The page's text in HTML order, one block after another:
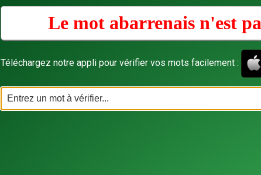
Le mot abarrenais n'est
Téléchargez notre appli pour vérifier vos mots facilement :